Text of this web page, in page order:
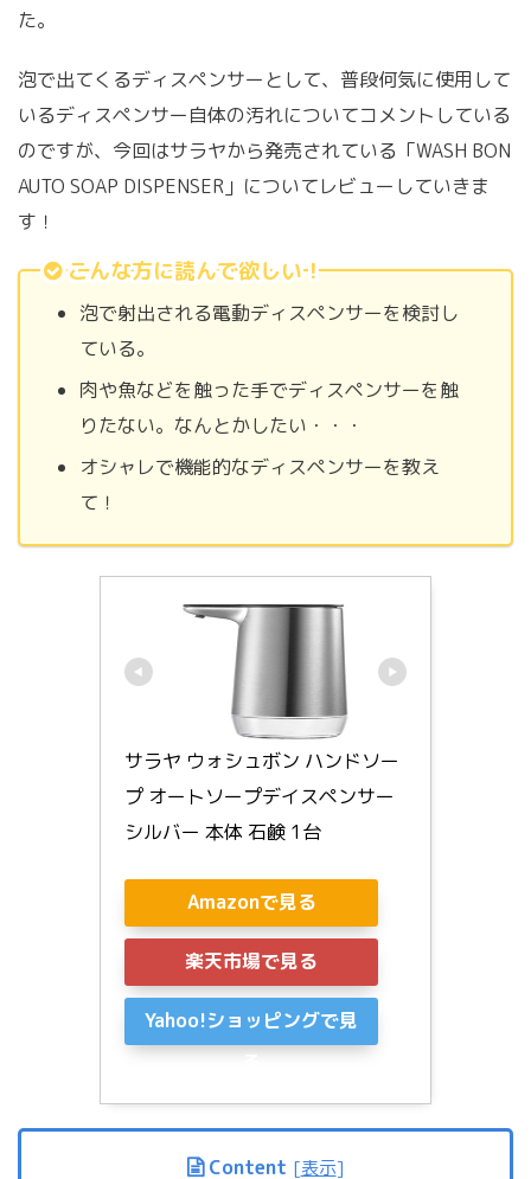
た。
泡で出てくるディスペンサーとして、普段何気に使用して
いるディスペンサー自体の汚れについてコメントしている
のですが、今回はサラヤから発売されている「WASH BON
AUTO SOAP DISPENSER」についてレビューしていきま
す！
こんな方に読んで欲しい！
泡で射出される電動ディスペンサーを検討し
ている。
肉や魚などを触った手でディスペンサーを触
りたない。なんとかしたい・・・
オシャレで機能的なディスペンサーを教え
て！
サラヤ ウォシュボン ハンドソー
プ オートソープデイスペンサー
シルバー 本体 石鹸 1台
Amazonで見る
楽天市場で見る
Yahoo!ショッピングで見
Content [表示]